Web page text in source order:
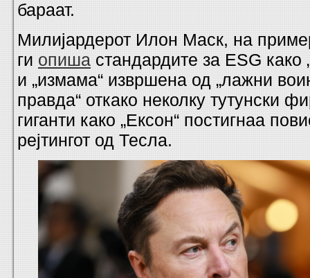
бараат.
Милијардерот Илон Маск, на
ги опиша стандардите за ESG како
и „измама“ извршена од „лажни
правда“ откако неколку тутунски
гиганти како „Ексон“ постигнаа
рејтингот од Тесла.